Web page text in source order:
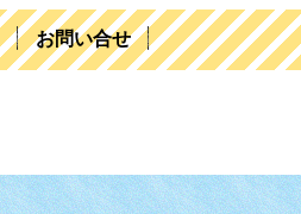
お問い合せ